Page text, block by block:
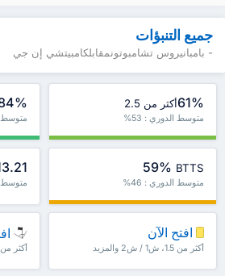
جميع التنبؤات
- بامبانيروس تشامبوتونمقابلكامبيتشي إن جي
61%أكثر من 2.5
متوسط الدوري : 53% متوسط
59% BTTS
متوسط الدوري : 46%
3.21
متوسط
افتح الآن
أكثر من 1.5، ش1 / ش2 والمزيد أكثر من 8.5، 9.5 والمزيد